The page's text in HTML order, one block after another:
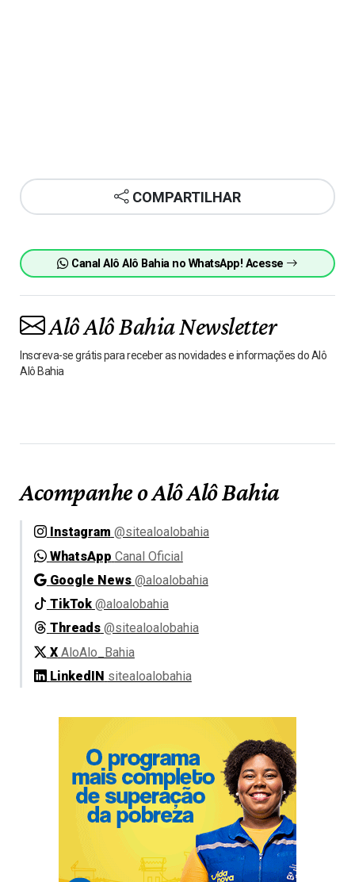
COMPARTILHAR
Canal Alô Alô Bahia no WhatsApp! Acesse
Alô Alô Bahia Newsletter
Inscreva-se grátis para receber as novidades e informações do Alô
Alô Bahia
Acompanhe o Alô Alô Bahia
Instagram @sitealoalobahia
WhatsApp Canal Oficial
Google News @aloalobahia
TikTok @aloalobahia
Threads @sitealoalobahia
X AloAlo_Bahia
LinkedIN sitealoalobahia